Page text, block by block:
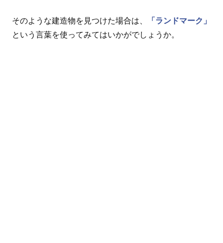
そのような建造物を見つけた場合は、
「ランドマーク」
という言葉を使ってみてはいかがでしょうか。